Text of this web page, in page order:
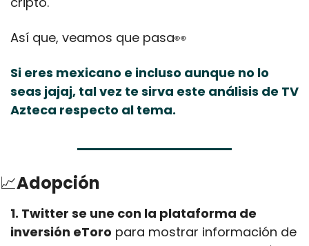
Así que, veamos que pasa👀
Si eres mexicano e incluso aunque no lo
seas jajaj, tal vez te sirva este análisis de TV
Azteca respecto al tema.
📈Adopción
1. Twitter se une con la plataforma de
inversión eToro para mostrar información de